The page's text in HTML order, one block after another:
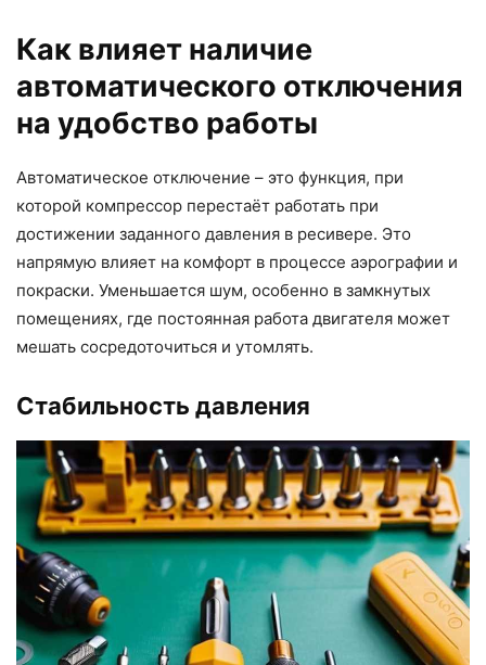
Как влияет наличие
автоматического отключения
на удобство работы
Автоматическое отключение – это функция, при
которой компрессор перестаёт работать при
достижении заданного давления в ресивере. Это
напрямую влияет на комфорт в процессе аэрографии и
покраски. Уменьшается шум, особенно в замкнутых
помещениях, где постоянная работа двигателя может
мешать сосредоточиться и утомлять.
Стабильность давления